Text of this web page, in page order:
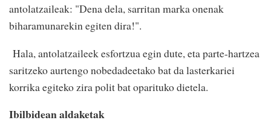
antolatzaileak: "Dena dela, sarritan marka onenak
biharamunarekin egiten dira!".
Hala, antolatzaileek esfortzua egin dute, eta parte-hartzea
saritzeko aurtengo nobedadeetako bat da lasterkariei
korrika egiteko zira polit bat oparituko dietela.
Ibilbidean aldaketak